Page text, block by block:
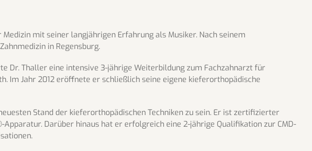
mit seiner langjährigen Erfahrung als Musiker. Nach seinem
in Regensburg.
Dr. Thaller eine intensive 3-jährige Weiterbildung zum Fachzahnarzt für
Im Jahr 2012 eröffnete er schließlich seine eigene kieferorthopädische
Stand der kieferorthopädischen Techniken zu sein. Er ist zertifizierter
Darüber hinaus hat er erfolgreich eine 2-jährige Qualifikation zur CMD-